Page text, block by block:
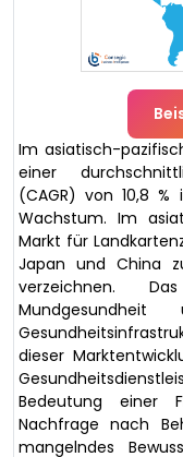
Im asiatisch-
einer
(CAGR) von 10,8
Wachstum. Im
Markt für
Japan und China
verzeichnen.
dieser
Bedeutung einer
Nachfrage nach
mangelndes